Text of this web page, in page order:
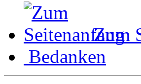
Zum
Bedanken